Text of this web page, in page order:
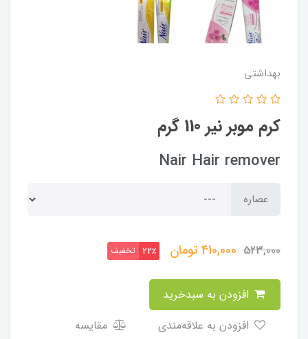
بهداشتی
کرم موبر نیر 110 گرم
Nair Hair remover
عصاره
523,000
410,000تومان 22٪ تخفیف
مقایسه